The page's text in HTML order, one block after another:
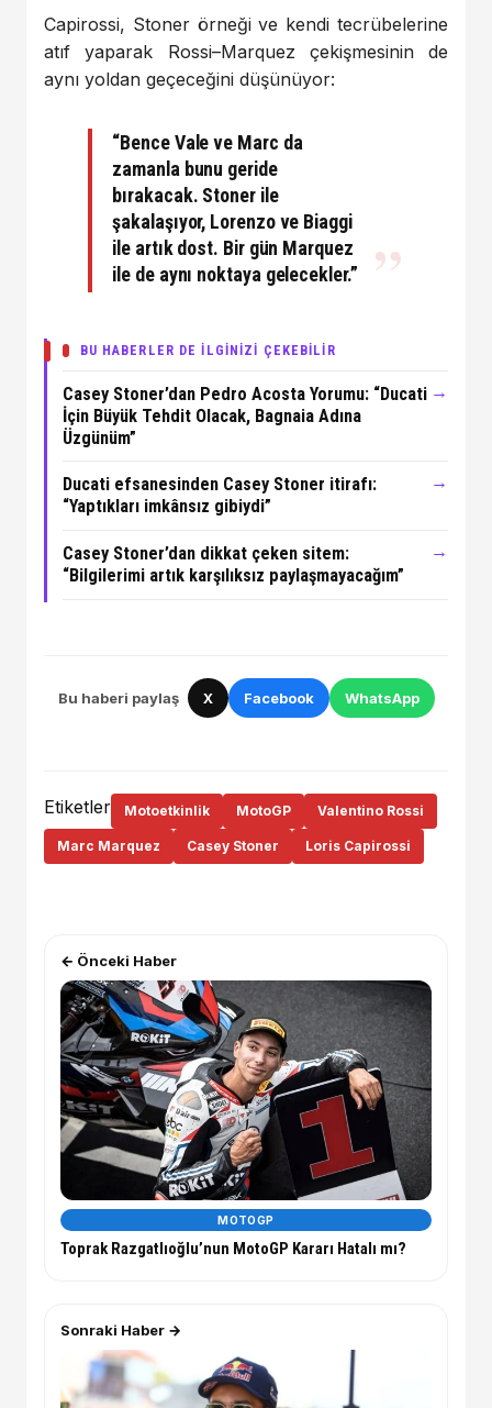
Capirossi, Stoner örneği ve kendi tecrübelerine
atıf yaparak Rossi–Marquez çekişmesinin de
aynı yoldan geçeceğini düşünüyor:
“Bence Vale ve Marc da
zamanla bunu geride
bırakacak. Stoner ile
şakalaşıyor, Lorenzo ve Biaggi
ile artık dost. Bir gün Marquez
ile de aynı noktaya gelecekler.”
BU HABERLER DE İLGİNİZİ ÇEKEBİLİR
Casey Stoner’dan Pedro Acosta Yorumu: “Ducati
İçin Büyük Tehdit Olacak, Bagnaia Adına
Üzgünüm”
→
Ducati efsanesinden Casey Stoner itirafı:
“Yaptıkları imkânsız gibiydi”
→
Casey Stoner’dan dikkat çeken sitem:
“Bilgilerimi artık karşılıksız paylaşmayacağım”
→
Bu haberi paylaş X Facebook WhatsApp
Etiketler Motoetkinlik MotoGP Valentino Rossi
Marc Marquez Casey Stoner Loris Capirossi
← Önceki Haber
MOTOGP
Toprak Razgatlıoğlu’nun MotoGP Kararı Hatalı mı?
Sonraki Haber →